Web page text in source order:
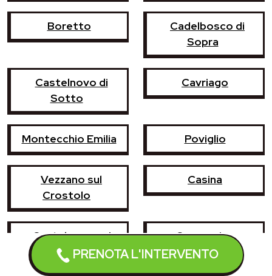
PRENOTA L'INTERVENTO
Boretto
Cadelbosco di
Sopra
Castelnovo di
Sotto
Cavriago
Montecchio Emilia Poviglio
Vezzano sul
Crostolo
Casina
Castelnovo ne'
Monti
Campegine